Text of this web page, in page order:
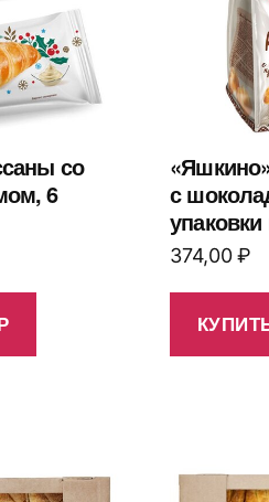
со
6
с
упаковки
374,00₽